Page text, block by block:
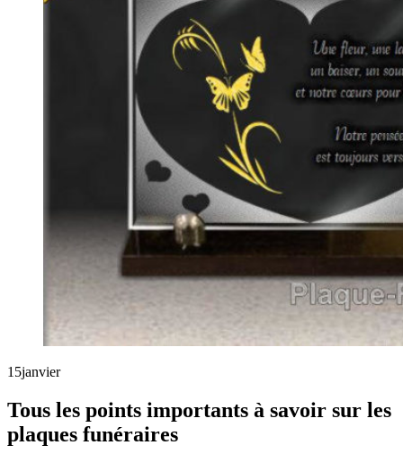
15janvier
Tous les points importants à savoir sur les
plaques funéraires